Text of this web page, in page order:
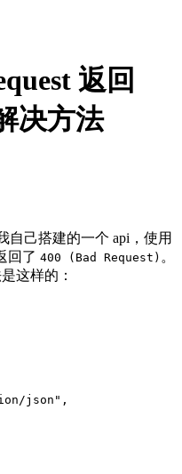
返回
决方法
己搭建的一个 api，使用
回了 400 (Bad Request) 。
这样的：
json" ,